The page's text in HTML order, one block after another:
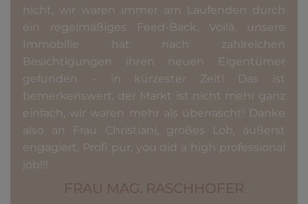
nicht, wir waren immer am Laufenden durch
ein regelmäßiges Feed-Back. Voilà, unsere
Immobilie hat nach zahlreichen
Besichtigungen ihren neuen Eigentümer
gefunden – in kürzester Zeit! Das ist
bemerkenswert, der Markt ist nicht mehr ganz
einfach, wir waren mehr als überrascht! Danke
also an Frau Christiani, großes Lob, äußerst
engagiert, Profi pur, you did a high professional
job!!!
FRAU MAG. RASCHHOFER